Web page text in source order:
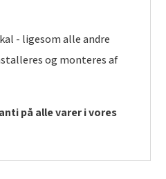
- ligesom alle andre
og monteres af
på alle varer i vores